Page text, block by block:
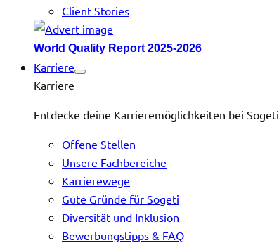
Client Stories
World Quality Report 2025-2026
Karriere
Karriere
Entdecke deine Karrieremöglichkeiten bei Sogeti
Offene Stellen
Unsere Fachbereiche
Karrierewege
Gute Gründe für Sogeti
Diversität und Inklusion
Bewerbungstipps & FAQ